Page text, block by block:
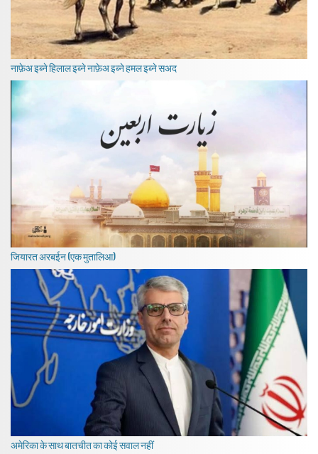
नाफ़ेअ इब्ने हिलाल इब्ने नाफ़ेअ इब्ने हमल इब्ने सअद
जियारत अरबईन (एक मुतालिआ)
अमेरिका के साथ बातचीत का कोई सवाल नहीं